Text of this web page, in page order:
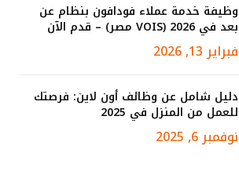
وظيفة خدمة عملاء فودافون بنظام عن
بعد في 2026 (VOIS مصر) – قدم الآن
فبراير 13, 2026
دليل شامل عن وظائف أون لاين: فرصتك
للعمل من المنزل في 2025
نوفمبر 6, 2025